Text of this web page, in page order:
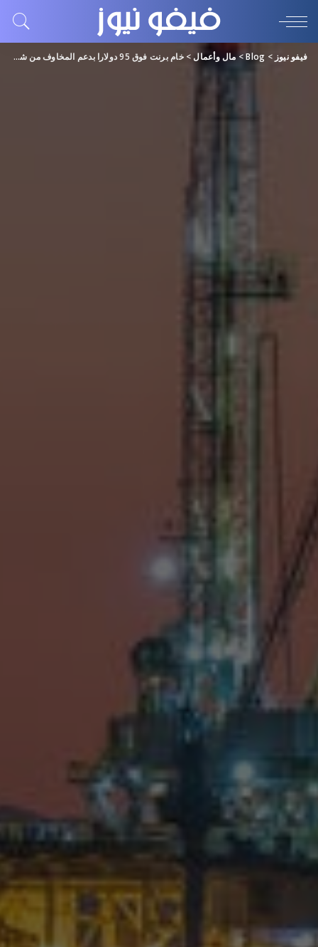
فيفو نيوز >
Blog
>مال وأعمال >خام برنت فوق 95 دولارا بدعم المخاوف من شح المعروض